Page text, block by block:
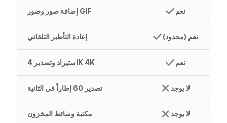
إضافة صور وصور GIF نعم
إعادة التأطير التلقائي نعم (محدود)
استيراد وتصدير 4K 4K نعم
تصدير 60 إطاراً في الثانية لا يوجد
مكتبة وسائط المخزون لا يوجد